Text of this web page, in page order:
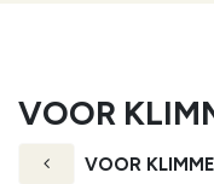
VOOR
VOOR